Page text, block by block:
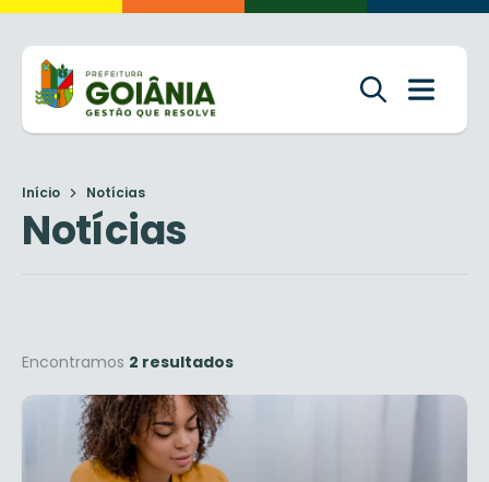
Início Notícias
Notícias
Encontramos 2 resultados